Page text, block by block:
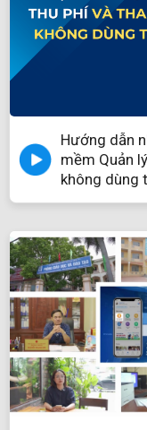
Hướng dẫn
mềm Quản
không dùng